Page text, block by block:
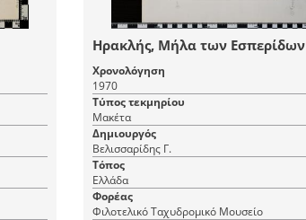
Ηρακλής, Μήλα των Εσπερίδων
Χρονολόγηση
1970
Τύπος τεκμηρίου
Μακέτα
Δημιουργός
Βελισσαρίδης Γ.
Τόπος
Ελλάδα
Φορέας
Φιλοτελικό Ταχυδρομικό Μουσείο